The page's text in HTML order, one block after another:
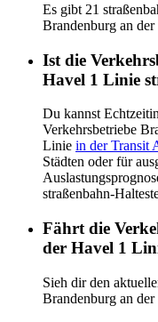
Es gibt 21
Brandenburg an
Ist die
Havel 1 Linie
Du kannst
Verkehrsbetriebe
Linie in der Transit
Städten oder für
straßenbahn-
Fährt die
der Havel 1
Sieh dir den
Brandenburg an